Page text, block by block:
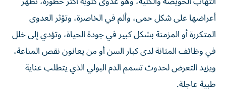
أعراضها على شكل حمى، وألم في الخاصرة، وتؤثر العدوى
المتكررة أو المزمنة بشكل كبير في جودة الحياة، وتؤدي إلى خلل
في وظائف المثانة لدى كبار السن أو من يعانون نقص المناعة،
ويزيد التعرض لحدوث تسمم الدم البولي الذي يتطلب عناية
طبية عاجلة.